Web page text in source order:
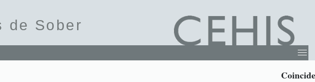
de Sober